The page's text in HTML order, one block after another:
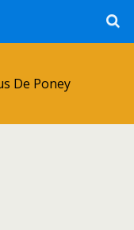
De Poney